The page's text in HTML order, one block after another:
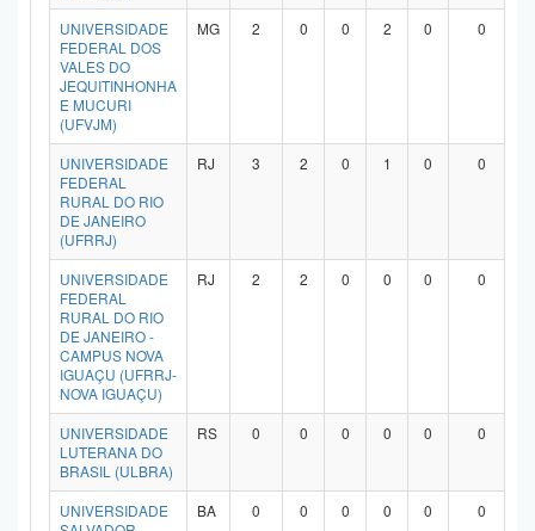
UNIVERSIDADE
FEDERAL DOS
VALES DO
JEQUITINHONHA
E MUCURI
(UFVJM)
MG 2 0 0 2 0 0
UNIVERSIDADE
FEDERAL
RURAL DO RIO
DE JANEIRO
(UFRRJ)
RJ 3 2 0 1 0 0
UNIVERSIDADE
FEDERAL
RURAL DO RIO
DE JANEIRO -
CAMPUS NOVA
IGUAÇU (UFRRJ-
NOVA IGUAÇU)
RJ 2 2 0 0 0 0
UNIVERSIDADE
LUTERANA DO
BRASIL (ULBRA)
RS 0 0 0 0 0 0
UNIVERSIDADE
BA 0 0 0 0 0 0